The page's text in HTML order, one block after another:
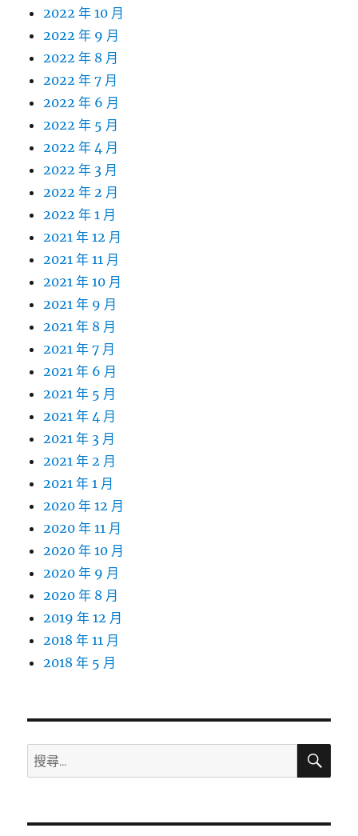
2022 年 10 月
2022 年 9 月
2022 年 8 月
2022 年 7 月
2022 年 6 月
2022 年 5 月
2022 年 4 月
2022 年 3 月
2022 年 2 月
2022 年 1 月
2021 年 12 月
2021 年 11 月
2021 年 10 月
2021 年 9 月
2021 年 8 月
2021 年 7 月
2021 年 6 月
2021 年 5 月
2021 年 4 月
2021 年 3 月
2021 年 2 月
2021 年 1 月
2020 年 12 月
2020 年 11 月
2020 年 10 月
2020 年 9 月
2020 年 8 月
2019 年 12 月
2018 年 11 月
2018 年 5 月
搜
尋
鍵
搜